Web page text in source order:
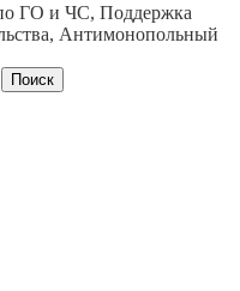
ГО и ЧС, Поддержка
Антимонопольный